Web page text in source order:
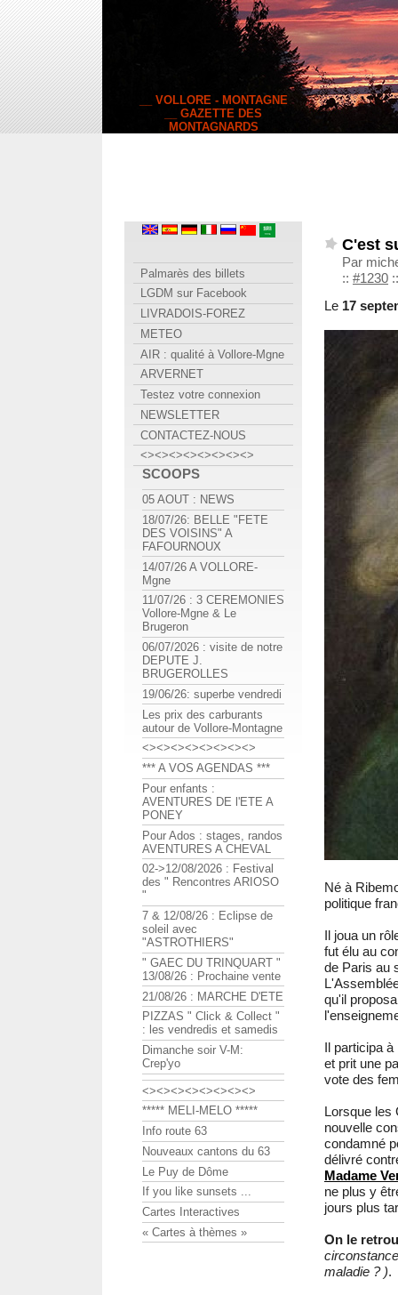
__ VOLLORE - MONTAGNE
__ GAZETTE DES
MONTAGNARDS
C'est
Par
:: #1230 ::
Le 17
Né à
politique
Il joua un
fut élu au
de Paris au
qu'il
Il participa
et prit une
vote des
Lorsque les
nouvelle
condamné
délivré
Madame
ne plus y
jours plus
On le
maladie ? ).
Palmarès des billets
LGDM sur Facebook
LIVRADOIS-FOREZ
METEO
AIR : qualité à Vollore-Mgne
ARVERNET
Testez votre connexion
NEWSLETTER
CONTACTEZ-NOUS
<><><><><><><><>
SCOOPS
05 AOUT : NEWS
18/07/26: BELLE "FETE
DES VOISINS" A
FAFOURNOUX
14/07/26 A VOLLORE-
Mgne
11/07/26 : 3 CEREMONIES
Vollore-Mgne & Le
Brugeron
06/07/2026 : visite de notre
DEPUTE J.
BRUGEROLLES
19/06/26: superbe vendredi
Les prix des carburants
autour de Vollore-Montagne
<><><><><><><><>
*** A VOS AGENDAS ***
Pour enfants :
AVENTURES DE l'ETE A
PONEY
Pour Ados : stages, randos
AVENTURES A CHEVAL
02->12/08/2026 : Festival
des " Rencontres ARIOSO
"
7 & 12/08/26 : Eclipse de
soleil avec
"ASTROTHIERS"
" GAEC DU TRINQUART "
13/08/26 : Prochaine vente
21/08/26 : MARCHE D'ETE
PIZZAS " Click & Collect "
: les vendredis et samedis
Dimanche soir V-M:
Crep'yo
<><><><><><><><>
***** MELI-MELO *****
Info route 63
Nouveaux cantons du 63
Le Puy de Dôme
If you like sunsets ...
Cartes Interactives
« Cartes à thèmes »